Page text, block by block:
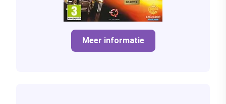
Meer informatie